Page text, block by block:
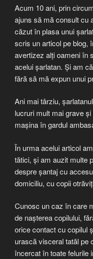
Acum 10 ani, prin
ajuns să mă consult cu
căzut în plasa unui
scris un articol pe blog,
avertizez alți oameni în
acelui șarlatan. Și am
fără să mă expun unui
Ani mai târziu,
lucruri mult mai grave
mașina în gardul
În urma acelui articol
tătici, și am auzit multe
despre șantaj cu
domiciliu, cu copii
Cunosc un caz în care
de nașterea copilului,
orice contact cu copilul
urască visceral tatăl pe
încercat în toate felurile